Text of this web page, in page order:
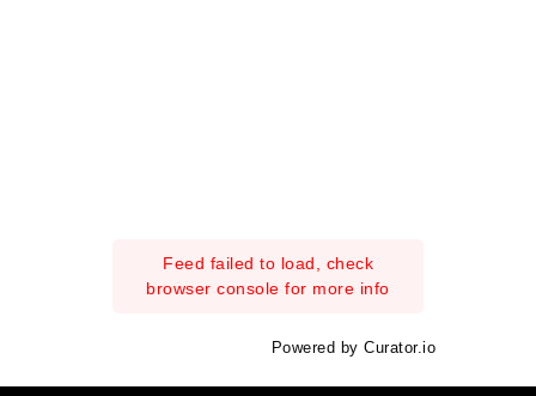
Feed failed to load, check
browser console for more info
Powered by Curator.io